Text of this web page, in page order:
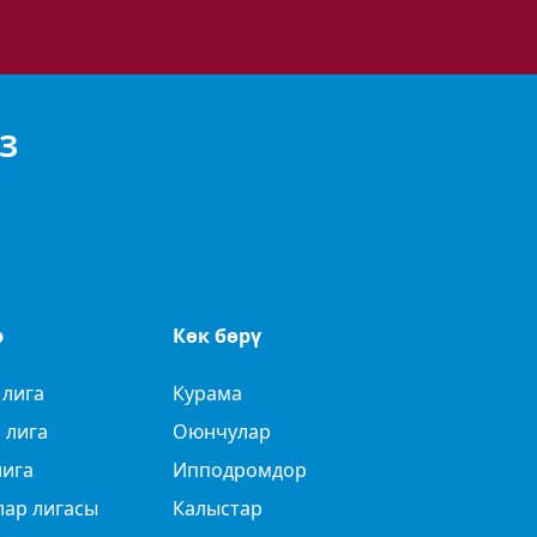
лигасы
Көк бөрү
Курама
Оюнчулар
Ипподромдор
Калыстар